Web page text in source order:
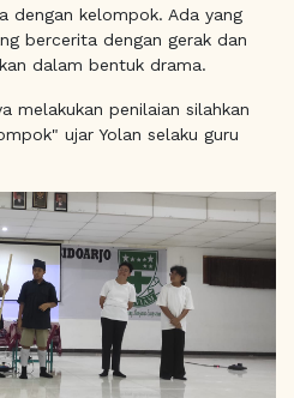
dengan kelompok. Ada yang
bercerita dengan gerak dan
dalam bentuk drama.
melakukan penilaian silahkan
ujar Yolan selaku guru